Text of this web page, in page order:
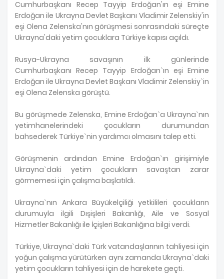
Cumhurbaşkanı Recep Tayyip Erdoğan'ın eşi Emine
Erdoğan ile Ukrayna Devlet Başkanı Vladimir Zelenskiy'in
eşi Olena Zelenska'nın görüşmesi sonrasındaki süreçte
Ukrayna'daki yetim çocuklara Türkiye kapısı açıldı.
Rusya-Ukrayna savaşının ilk günlerinde
Cumhurbaşkanı Recep Tayyip Erdoğan`ın eşi Emine
Erdoğan ile Ukrayna Devlet Başkanı Vladimir Zelenskiy`in
eşi Olena Zelenska görüştü.
Bu görüşmede Zelenska, Emine Erdoğan`a Ukrayna`nın
yetimhanelerindeki çocukların durumundan
bahsederek Türkiye`nin yardımcı olmasını talep etti.
Görüşmenin ardından Emine Erdoğan`ın girişimiyle
Ukrayna`daki yetim çocukların savaştan zarar
görmemesi için çalışma başlatıldı.
Ukrayna`nın Ankara Büyükelçiliği yetkilileri çocukların
durumuyla ilgili Dışişleri Bakanlığı, Aile ve Sosyal
Hizmetler Bakanlığı ile İçişleri Bakanlığına bilgi verdi.
Türkiye, Ukrayna`daki Türk vatandaşlarının tahliyesi için
yoğun çalışma yürütürken aynı zamanda Ukrayna`daki
yetim çocukların tahliyesi için de harekete geçti.